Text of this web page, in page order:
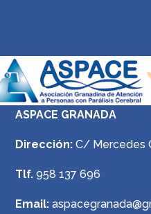
ASPACE GRANADA
Dirección: C/ Mercedes
Tlf. 958 137 696
Email: